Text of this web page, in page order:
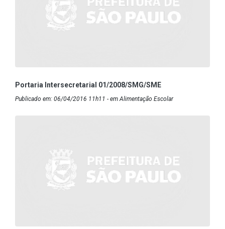
Portaria Intersecretarial 01/2008/SMG/SME
Publicado em: 06/04/2016 11h11 - em Alimentação Escolar